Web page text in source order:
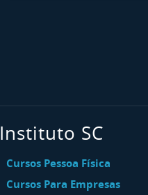
Instituto SC
Cursos Pessoa Física
Cursos Para Empresas